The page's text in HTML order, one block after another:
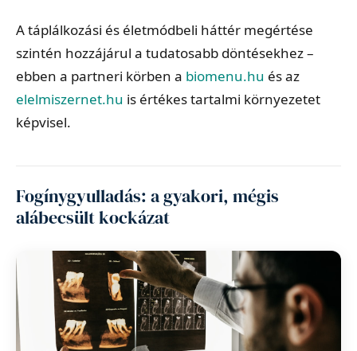
A táplálkozási és életmódbeli háttér megértése
szintén hozzájárul a tudatosabb döntésekhez –
ebben a partneri körben a biomenu.hu és az
elelmiszernet.hu is értékes tartalmi környezetet
képvisel.
Fogínygyulladás: a gyakori, mégis
alábecsült kockázat